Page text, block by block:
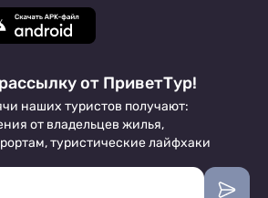
от ПриветТур!
наших туристов получают:
от владельцев жилья,
туристические лайфхаки